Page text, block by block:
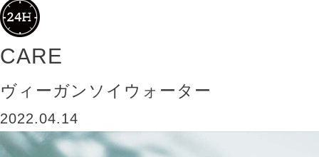
CARE
ヴィーガンソイウォーター
2022.04.14